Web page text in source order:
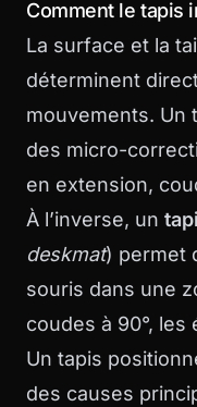
Comment le tapis
La surface et la
déterminent
mouvements. Un
des micro-
en extension,
À l’inverse, un
deskmat) permet
souris dans une
coudes à 90°, les
Un tapis
des causes